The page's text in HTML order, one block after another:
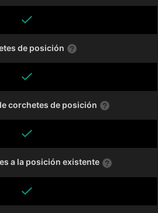
de posición
corchetes de posición
a la posición existente